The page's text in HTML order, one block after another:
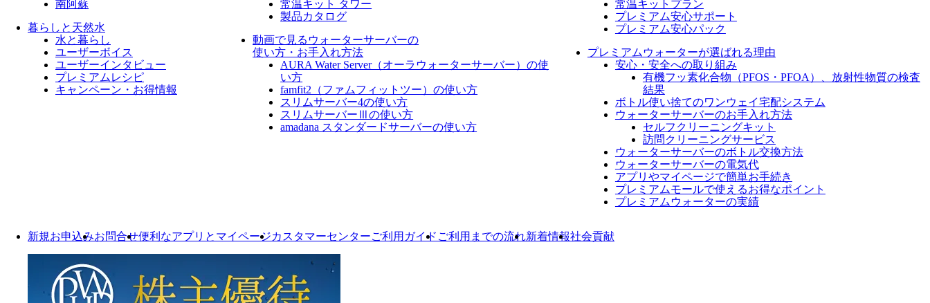
南阿蘇
暮らしと天然水
水と暮らし
ユーザーボイス
ユーザーインタビュー
プレミアムレシピ
キャンペーン・お得情報
常温キット タワー
製品カタログ
動画で見るウォーターサーバーの
使い方・お手入れ方法
AURA Water Server​（オーラウォーターサーバー）の使
い方
famfit2（ファムフィットツー）の使い方
スリムサーバー4の使い方
スリムサーバーⅢの使い方
amadana スタンダードサーバーの使い方
常温キットプラン
プレミアム安心サポート
プレミアム安心パック
プレミアムウォーターが選ばれる理由
安心・安全への取り組み
有機フッ素化合物（PFOS・PFOA）、放射性物質の検査
結果
ボトル使い捨てのワンウェイ宅配システム
ウォーターサーバーのお手入れ方法
セルフクリーニングキット
訪問クリーニングサービス
ウォーターサーバーのボトル交換方法
ウォーターサーバーの電気代
アプリやマイページで簡単お手続き
プレミアムモールで使えるお得なポイント
プレミアムウォーターの実績
新規お申込みお問合せ便利なアプリとマイページカスタマーセンターご利用ガイド ご利用までの流れ新着情報社会貢献